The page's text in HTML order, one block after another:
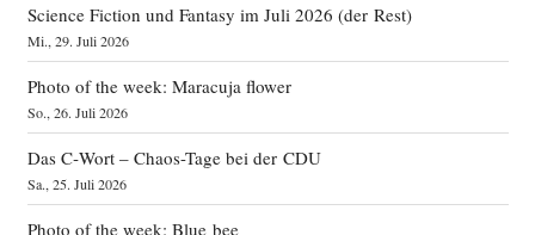
Science Fiction und Fantasy im Juli 2026 (der Rest)
Mi., 29. Juli 2026
Photo of the week: Maracuja flower
So., 26. Juli 2026
Das C‑Wort – Chaos-Tage bei der CDU
Sa., 25. Juli 2026
Photo of the week: Blue bee